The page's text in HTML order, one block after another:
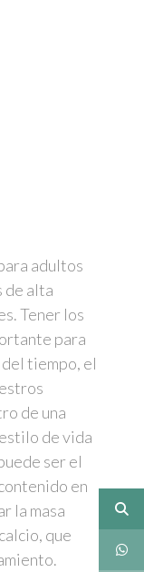
adultos
de alta
Tener los
para
tiempo, el
de una
de vida
ser el
en
la masa
que